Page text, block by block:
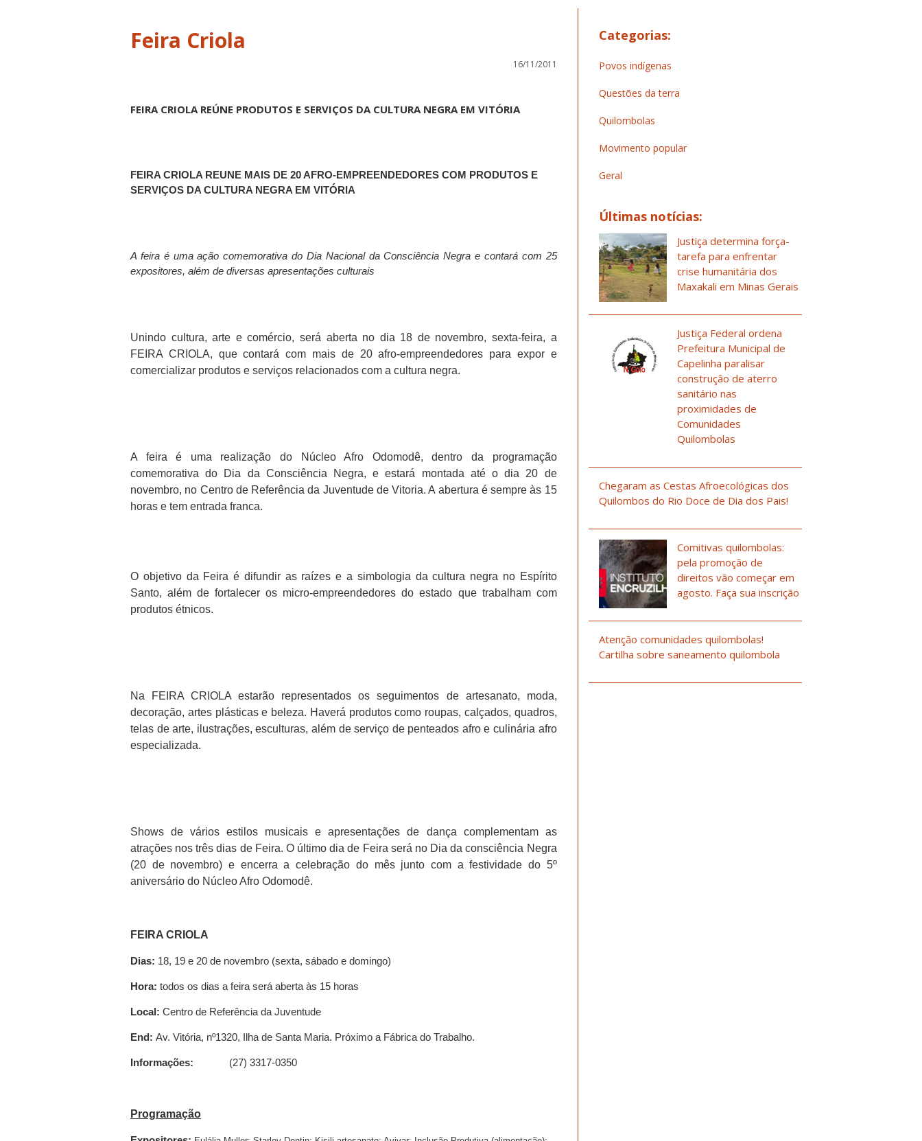
Feira Criola
16/11/2011
FEIRA CRIOLA REÚNE PRODUTOS E SERVIÇOS DA CULTURA NEGRA EM VITÓRIA
FEIRA CRIOLA REUNE MAIS DE 20 AFRO-EMPREENDEDORES COM PRODUTOS E
SERVIÇOS DA CULTURA NEGRA EM VITÓRIA
A feira é uma ação comemorativa do Dia Nacional da Consciência Negra e contará com 25
expositores, além de diversas apresentações culturais
Unindo cultura, arte e comércio, será aberta no dia 18 de novembro, sexta-feira, a
FEIRA CRIOLA, que contará com mais de 20 afro-empreendedores para expor e
comercializar produtos e serviços relacionados com a cultura negra.
A feira é uma realização do Núcleo Afro Odomodê, dentro da programação
comemorativa do Dia da Consciência Negra, e estará montada até o dia 20 de
novembro, no Centro de Referência da Juventude de Vitoria. A abertura é sempre às 15
horas e tem entrada franca.
O objetivo da Feira é difundir as raízes e a simbologia da cultura negra no Espírito
Santo, além de fortalecer os micro-empreendedores do estado que trabalham com
produtos étnicos.
Na FEIRA CRIOLA estarão representados os seguimentos de artesanato, moda,
decoração, artes plásticas e beleza. Haverá produtos como roupas, calçados, quadros,
telas de arte, ilustrações, esculturas, além de serviço de penteados afro e culinária afro
especializada.
Shows de vários estilos musicais e apresentações de dança complementam as
atrações nos três dias de Feira. O último dia de Feira será no Dia da consciência Negra
(20 de novembro) e encerra a celebração do mês junto com a festividade do 5º
aniversário do Núcleo Afro Odomodê.
FEIRA CRIOLA
Dias: 18, 19 e 20 de novembro (sexta, sábado e domingo)
Hora: todos os dias a feira será aberta às 15 horas
Local: Centro de Referência da Juventude
End: Av. Vitória, nº1320, Ilha de Santa Maria. Próximo a Fábrica do Trabalho.
Informações: (27) 3317-0350
Programação
Categorias:
Povos indígenas
Questões da terra
Quilombolas
Movimento popular
Geral
Últimas notícias:
Justiça determina força-
tarefa para enfrentar
crise humanitária dos
Maxakali em Minas Gerais
Justiça Federal ordena
Prefeitura Municipal de
Capelinha paralisar
construção de aterro
sanitário nas
proximidades de
Comunidades
Quilombolas
Chegaram as Cestas Afroecológicas dos
Quilombos do Rio Doce de Dia dos Pais!
Comitivas quilombolas:
pela promoção de
direitos vão começar em
agosto. Faça sua inscrição
Atenção comunidades quilombolas!
Cartilha sobre saneamento quilombola